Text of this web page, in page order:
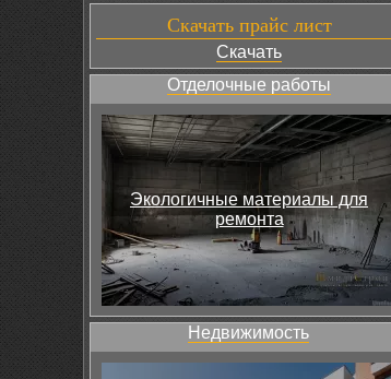
Скачать прайс лист
Скачать
Отделочные работы
Экологичные материалы для
ремонта
Недвижимость